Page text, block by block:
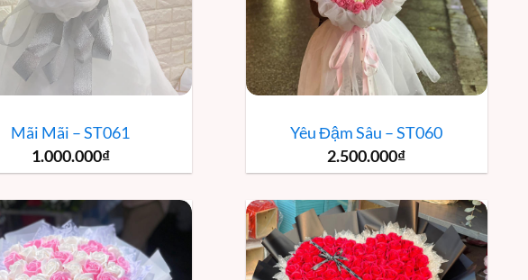
Mãi Mãi – ST061
1.000.000₫
Yêu Đậm Sâu – ST060
2.500.000₫